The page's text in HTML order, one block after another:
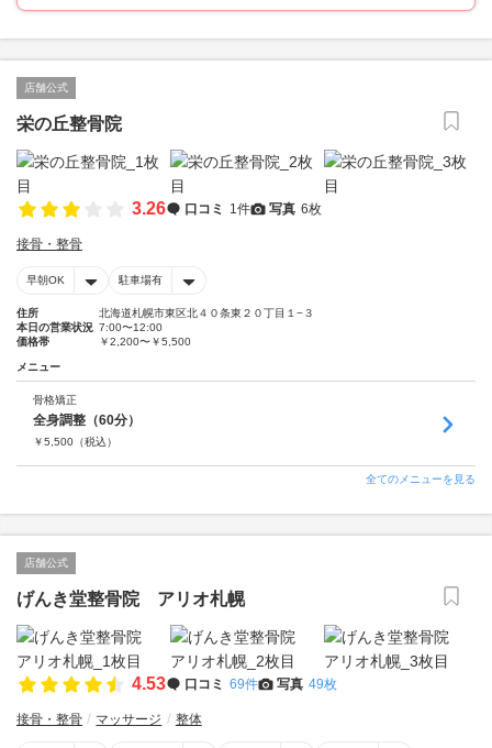
店舗公式
栄の丘整骨院
3.26 口コミ 1件 写真 6枚
接骨・整骨
早朝OK 駐車場有
住所
北海道札幌市東区北４０条東２０丁目１−３
本日の営業状況 7:00〜12:00
価格帯
￥2,200〜￥5,500
メニュー
骨格矯正
全身調整（60分）
￥5,500 （税込）
全てのメニューを見る
店舗公式
げんき堂整骨院 アリオ札幌
4.53 口コミ 69件 写真 49枚
接骨・整骨 マッサージ 整体